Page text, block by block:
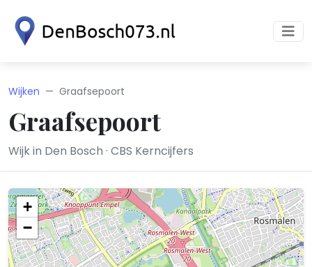
Wijken Graafsepoort
Graafsepoort
Wijk in Den Bosch · CBS Kerncijfers
+
−